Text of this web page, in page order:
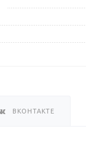
ВКОНТАКТЕ